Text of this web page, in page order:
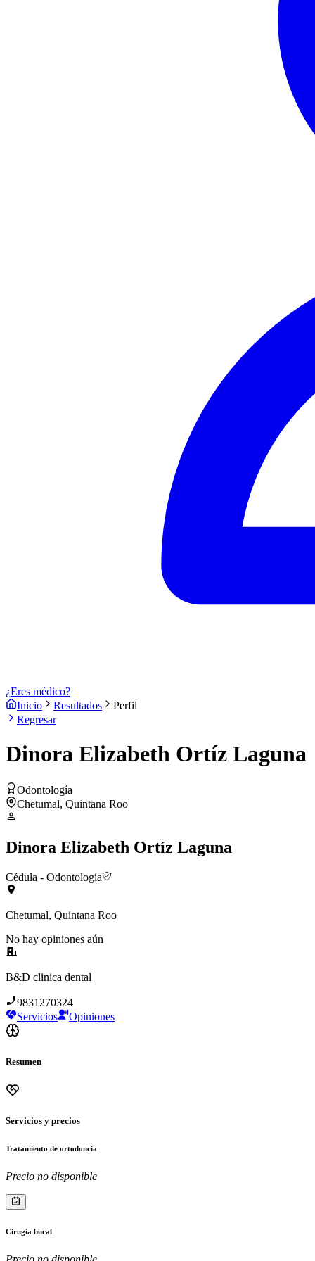
¿Eres médico?
Inicio
Resultados
Perfil
Regresar
Dinora Elizabeth Ortíz Laguna
Odontología
Chetumal, Quintana Roo
Dinora Elizabeth Ortíz Laguna
Cédula - Odontología
Chetumal, Quintana Roo
No hay opiniones aún
B&D clinica dental
9831270324
Servicios
Opiniones
Resumen
Servicios y precios
Tratamiento de ortodoncia
Precio no disponible
Cirugía bucal